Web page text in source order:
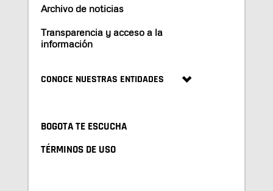
Archivo de noticias
Transparencia y acceso a la
información
CONOCE NUESTRAS ENTIDADES
BOGOTA TE ESCUCHA
TÉRMINOS DE USO